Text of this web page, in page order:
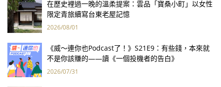
在歷史裡過一晚的溫柔提案：雲品「寶桑小町」以女性
限定青旅續寫台東老屋記憶
2026/08/01
《威～連你也Podcast了！》S21E9：有些錢，本來就
不是你該賺的——讀《一個投機者的告白》
2026/07/31